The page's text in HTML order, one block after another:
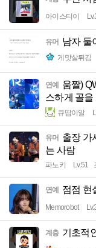
아이스티이
유머 남자 둘
게맛살튀김
연예 움짤)
스하게 골을
큐땁이알
유머 출장 가
는 사람
파노키 Lv.51
연예 점점 현
Memorobot
계층 기초적